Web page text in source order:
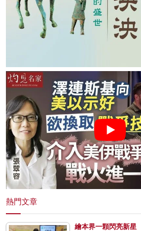
熱門文章
繪本界一顆閃亮新星